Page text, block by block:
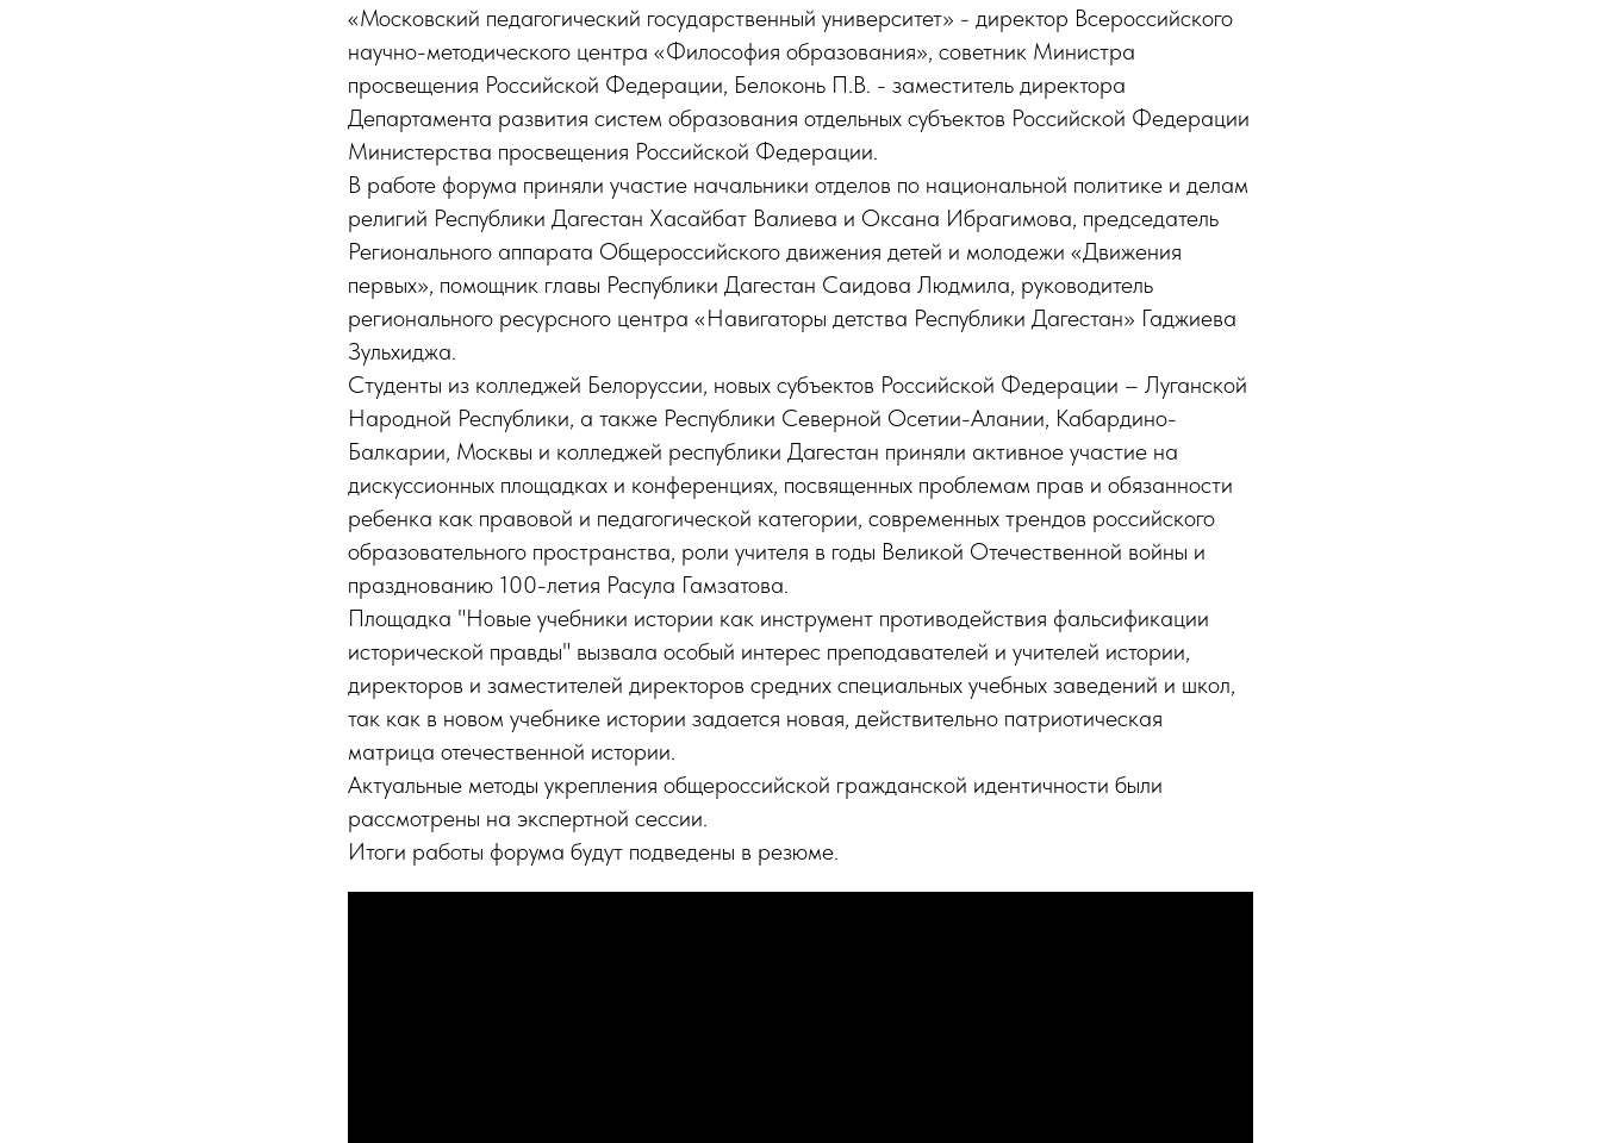
«Московский педагогический государственный университет» - директор Всероссийского
научно-методического центра «Философия образования», советник Министра
просвещения Российской Федерации, Белоконь П.В. - заместитель директора
Департамента развития систем образования отдельных субъектов Российской Федерации
Министерства просвещения Российской Федерации.
В работе форума приняли участие начальники отделов по национальной политике и делам
религий Республики Дагестан Хасайбат Валиева и Оксана Ибрагимова, председатель
Регионального аппарата Общероссийского движения детей и молодежи «Движения
первых», помощник главы Республики Дагестан Саидова Людмила, руководитель
регионального ресурсного центра «Навигаторы детства Республики Дагестан» Гаджиева
Зульхиджа.
Студенты из колледжей Белоруссии, новых субъектов Российской Федерации – Луганской
Народной Республики, а также Республики Северной Осетии-Алании, Кабардино-
Балкарии, Москвы и колледжей республики Дагестан приняли активное участие на
дискуссионных площадках и конференциях, посвященных проблемам прав и обязанности
ребенка как правовой и педагогической категории, современных трендов российского
образовательного пространства, роли учителя в годы Великой Отечественной войны и
празднованию 100-летия Расула Гамзатова.
Площадка "Новые учебники истории как инструмент противодействия фальсификации
исторической правды" вызвала особый интерес преподавателей и учителей истории,
директоров и заместителей директоров средних специальных учебных заведений и школ,
так как в новом учебнике истории задается новая, действительно патриотическая
матрица отечественной истории.
Актуальные методы укрепления общероссийской гражданской идентичности были
рассмотрены на экспертной сессии.
Итоги работы форума будут подведены в резюме.